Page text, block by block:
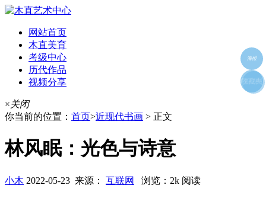
网站首页
木直美育
考级中心
历代作品
视频分享
×关闭
你当前的位置： 首页>近现代书画 > 正文
林风眠：光色与诗意
小木 2022-05-23 来源： 互联网 浏览：2k 阅读
海报
好友
朋友圈
收藏夹